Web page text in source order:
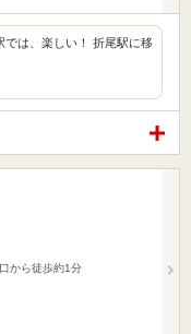
では、楽しい！ 折尾駅に移
から徒歩約1分